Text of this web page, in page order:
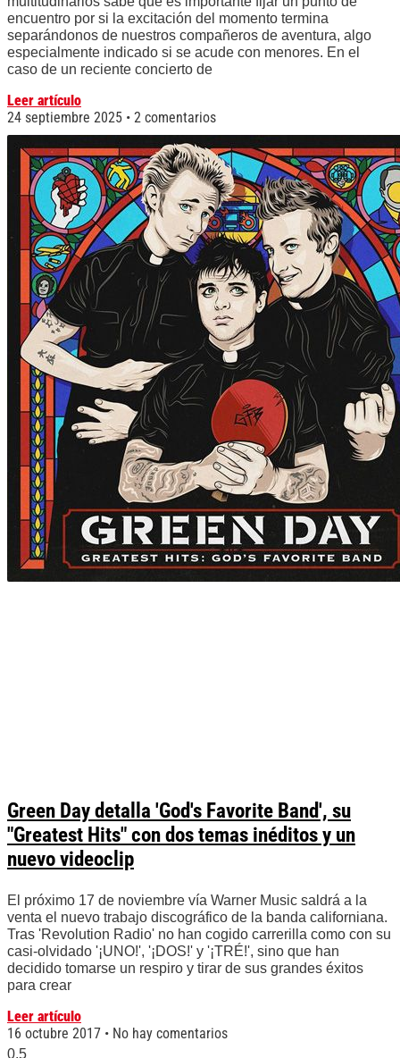
encuentro por si la excitación del momento termina
separándonos de nuestros compañeros de aventura, algo
especialmente indicado si se acude con menores. En el
caso de un reciente concierto de
Leer artículo
24 septiembre 2025
2 comentarios
Green Day detalla 'God's Favorite Band', su
"Greatest Hits" con dos temas inéditos y un
nuevo videoclip
El próximo 17 de noviembre vía Warner Music saldrá a la
venta el nuevo trabajo discográfico de la banda californiana.
Tras 'Revolution Radio' no han cogido carrerilla como con su
casi-olvidado '¡UNO!', '¡DOS!' y '¡TRÉ!', sino que han
decidido tomarse un respiro y tirar de sus grandes éxitos
para crear
Leer artículo
16 octubre 2017
No hay comentarios